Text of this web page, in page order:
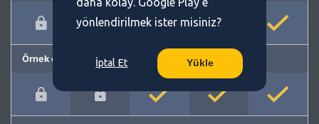
Örnek cümleler
yönlendirilmek ister misiniz?
İptal Et Yükle